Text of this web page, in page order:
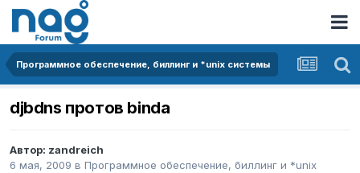
Программное обеспечение, биллинг и *unix системы
djbdns протов binda
Автор: zandreich
6 мая, 2009 в Программное обеспечение, биллинг и *unix